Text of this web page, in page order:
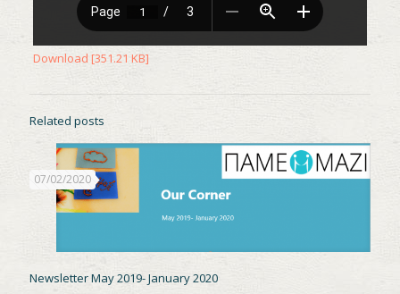
Download [351.21 KB]
Related posts
07/02/2020
Newsletter May 2019- January 2020